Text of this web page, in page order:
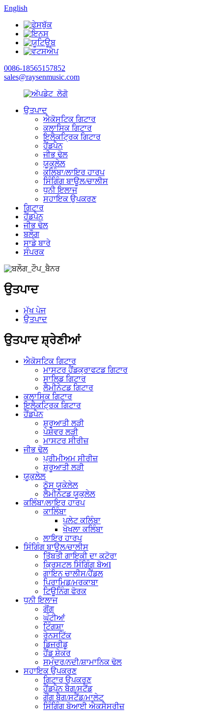
English
0086-18565157852
sales@raysenmusic.com
ਉਤਪਾਦ
ਐਕੋਸਟਿਕ ਗਿਟਾਰ
ਕਲਾਸਿਕ ਗਿਟਾਰ
ਇਲੈਕਟ੍ਰਿਕ ਗਿਟਾਰ
ਹੈਂਡਪੈਨ
ਜੀਭ ਢੋਲ
ਯੂਕੁਲੇਲ
ਕਲਿੰਬਾ/ਲਾਇਰ ਹਾਰਪ
ਸਿੰਗਿੰਗ ਬਾਊਲ/ਚਾਲੀਸ
ਧੁਨੀ ਇਲਾਜ
ਸਹਾਇਕ ਉਪਕਰਣ
ਗਿਟਾਰ
ਹੈਂਡਪੈਨ
ਜੀਭ ਢੋਲ
ਬਲੌਗ
ਸਾਡੇ ਬਾਰੇ
ਸੰਪਰਕ
ਉਤਪਾਦ
ਮੁੱਖ ਪੇਜ
ਉਤਪਾਦ
ਉਤਪਾਦ ਸ਼੍ਰੇਣੀਆਂ
ਐਕੋਸਟਿਕ ਗਿਟਾਰ
ਮਾਸਟਰ ਹੈਂਡਕ੍ਰਾਫਟਡ ਗਿਟਾਰ
ਸਾਲਿਡ ਗਿਟਾਰ
ਲੈਮੀਨੇਟਡ ਗਿਟਾਰ
ਕਲਾਸਿਕ ਗਿਟਾਰ
ਇਲੈਕਟ੍ਰਿਕ ਗਿਟਾਰ
ਹੈਂਡਪੈਨ
ਸ਼ੁਰੂਆਤੀ ਲੜੀ
ਪੇਸ਼ੇਵਰ ਲੜੀ
ਮਾਸਟਰ ਸੀਰੀਜ਼
ਜੀਭ ਢੋਲ
ਪ੍ਰੀਮੀਅਮ ਸੀਰੀਜ਼
ਸ਼ੁਰੂਆਤੀ ਲੜੀ
ਯੂਕੁਲੇਲ
ਠੋਸ ਯੂਕੇਲੇਲ
ਲੈਮੀਨੇਟਡ ਯੂਕੁਲੇਲ
ਕਲਿੰਬਾ/ਲਾਇਰ ਹਾਰਪ
ਕਾਲਿੰਬਾ
ਪਲੇਟ ਕਲਿੰਬਾ
ਖੋਖਲਾ ਕਲਿੰਬਾ
ਲਾਇਰ ਹਾਰਪ
ਸਿੰਗਿੰਗ ਬਾਊਲ/ਚਾਲੀਸ
ਤਿੱਬਤੀ ਗਾਇਕੀ ਦਾ ਕਟੋਰਾ
ਕ੍ਰਿਸਟਲ ਸਿੰਗਿੰਗ ਬੋਅI
ਗਾਇਨ ਚਾਲੀਸ/ਹੈਂਡਲ
ਪਿਰਾਮਿਡ/ਮਰਕਾਬਾ
ਟਿਊਨਿੰਗ ਫੋਰਕ
ਧੁਨੀ ਇਲਾਜ
ਗੋਂਗ
ਘੰਟੀਆਂ
ਟਿੰਗਸ਼ਾ
ਰੇਨਸਟਿੱਕ
ਡਿਜਰੀਡੂ
ਹੈਂਡ ਸ਼ੇਕਰ
ਸਮੁੰਦਰ/ਨਦੀ/ਸ਼ਾਮਾਨਿਕ ਢੋਲ
ਸਹਾਇਕ ਉਪਕਰਣ
ਗਿਟਾਰ ਉਪਕਰਣ
ਹੈਂਡਪੈਨ ਬੈਗ/ਸਟੈਂਡ
ਗੌਂਗ ਬੈਗ/ਸਟੈਂਡ/ਮਾਲੇਟ
ਸਿੰਗਿੰਗ ਬੋਆਈ ਐਕਸੈਸਰੀਜ਼